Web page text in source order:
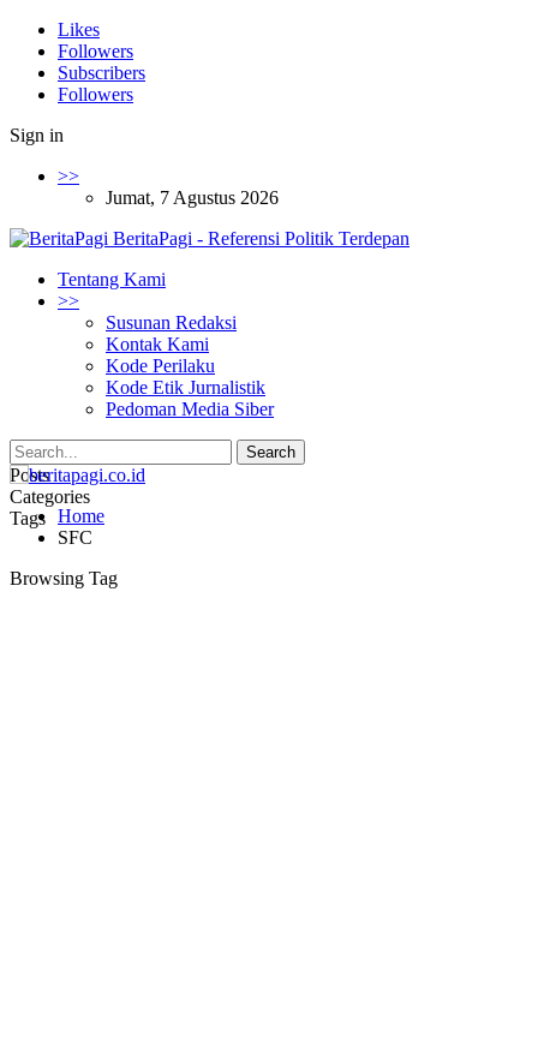
Likes
Followers
Subscribers
Followers
Sign in
>>
Jumat, 7 Agustus 2026
BeritaPagi - Referensi Politik Terdepan
Tentang Kami
>>
Susunan Redaksi
Kontak Kami
Kode Perilaku
Kode Etik Jurnalistik
Pedoman Media Siber
Posts
Categories
Tags Home
SFC
Browsing Tag